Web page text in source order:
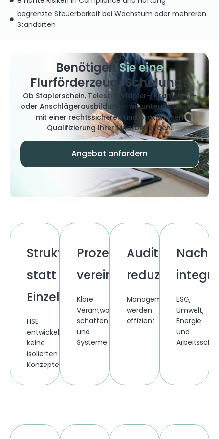
begrenzte Steuerbarkeit bei Wachstum oder mehreren
Standorten
BenötigenSie eine
Flurförderzeug-Schulung?
Ob Staplerschein, Teleskopstapler-, Kranführer-
oder Anschlägerausbildung – wir unterstützen Sie
mit einer rechtssicheren und praxisnahen
Qualifizierung Ihrer Mitarbeitenden.
Angebot anfordern
Struktur
statt
Einzelmaßnahmen
HSE
entwickelt
keine
isolierten
Konzepte,
klaren
Prozesse
vereinfachen
Klare
Verantwortlichkeiten
schaffen
und
Systeme
Unternehmen
verankern.
Auditaufwand
reduzieren
Managementsysteme
werden
effizient
ESG,
Umwelt,
Energie
und
miteinander
verbunden.